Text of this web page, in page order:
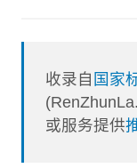
收录自 国家
或服务提供